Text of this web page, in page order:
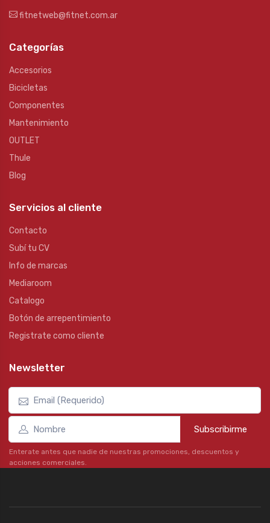
fitnetweb@fitnet.com.ar
Categorías
Accesorios
Bicicletas
Componentes
Mantenimiento
OUTLET
Thule
Blog
Servicios al cliente
Contacto
Subí tu CV
Info de marcas
Mediaroom
Catalogo
Botón de arrepentimiento
Registrate como cliente
Newsletter
Subscribirme
Enterate antes que nadie de nuestras promociones, descuentos y
acciones comerciales.